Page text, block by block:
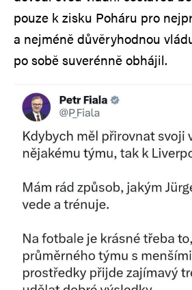
pouze k zisku Poháru pro
a nejméně důvěryhodnou
po sobě suverénně obhájil.